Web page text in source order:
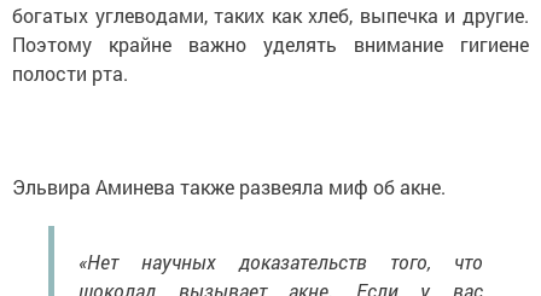
богатых углеводами, таких как хлеб, выпечка и другие.
Поэтому крайне важно уделять внимание гигиене
полости рта.
Эльвира Аминева также развеяла миф об акне.
«Нет научных доказательств того, что
шоколад вызывает акне. Если у вас